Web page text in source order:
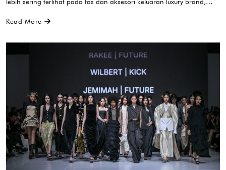
lebih sering terlihat pada tas dan aksesori keluaran luxury brand,…
Read More